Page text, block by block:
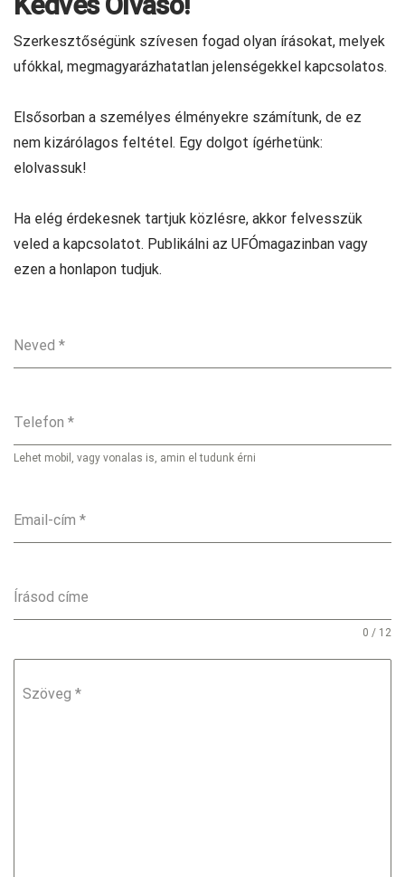
Szerkesztőségünk szívesen fogad olyan írásokat, melyek
ufókkal, megmagyarázhatatlan jelenségekkel kapcsolatos.
Elsősorban a személyes élményekre számítunk, de ez
nem kizárólagos feltétel. Egy dolgot ígérhetünk:
elolvassuk!
Ha elég érdekesnek tartjuk közlésre, akkor felvesszük
veled a kapcsolatot. Publikálni az UFÓmagazinban vagy
ezen a honlapon tudjuk.
Neved *
Telefon *
Lehet mobil, vagy vonalas is, amin el tudunk érni
Email-cím *
Írásod címe
0 / 12
Szöveg *